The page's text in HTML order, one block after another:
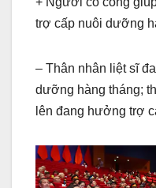
trợ cấp nuôi dưỡng
– Thân nhân liệt sĩ
dưỡng hàng tháng;
lên đang hưởng trợ